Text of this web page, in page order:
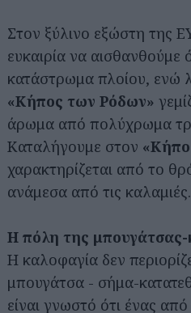
Στον ξύλινο εξώστη της
ευκαιρία να αισθανθούμε
κατάστρωμα πλοίου, ενώ
«Κήπος των Ρόδων»
άρωμα από πολύχρωμα
Καταλήγουμε στον
χαρακτηρίζεται από το
ανάμεσα από τις καλαμιές.
Η πόλη της μπουγάτσας-
Η καλοφαγία δεν
μπουγάτσα - σήμα-
είναι γνωστό ότι ένας